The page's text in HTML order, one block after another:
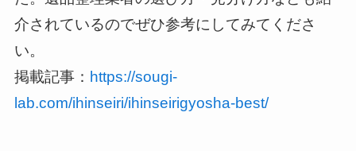
介されているのでぜひ参考にしてみてくださ
い。
掲載記事： https://sougi-
lab.com/ihinseiri/ihinseirigyosha-best/